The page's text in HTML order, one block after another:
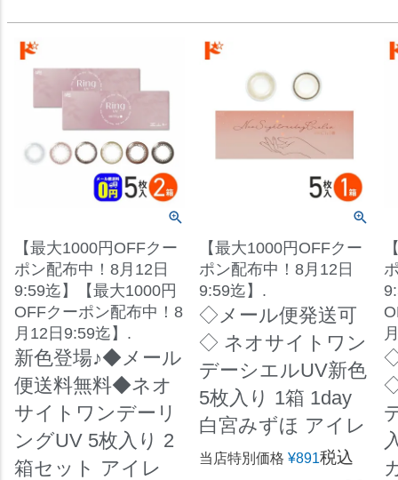
【最大1000円OFFクー
ポン配布中！8月12日
9:59迄】【最大1000円
OFFクーポン配布中！8
月12日9:59迄】.
新色登場♪◆メール
便送料無料◆ネオ
サイトワンデーリ
ングUV 5枚入り 2
箱セット アイレ
【最大1000円OFFクー
ポン配布中！8月12日
9:59迄】.
◇メール便発送可
◇ ネオサイトワン
デーシエルUV新色
5枚入り 1箱 1day
白宮みずほ アイレ
当店特別価格 ¥891税込